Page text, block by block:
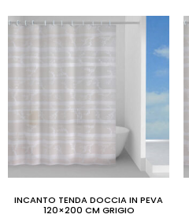
INCANTO TENDA DOCCIA IN PEVA
120×200 CM GRIGIO